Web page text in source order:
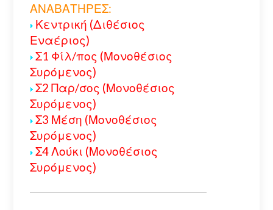
ΑΝΑΒΑΤΗΡΕΣ:
Κεντρική (Διθέσιος
Εναέριος)
Σ1 Φίλ/πος (Μονοθέσιος
Συρόμενος)
Σ2 Παρ/σος (Μονοθέσιος
Συρόμενος)
Σ3 Μέση (Μονοθέσιος
Συρόμενος)
Σ4 Λούκι (Μονοθέσιος
Συρόμενος)